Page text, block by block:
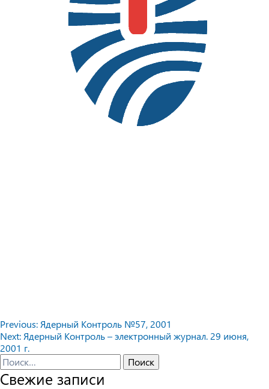
Навигация
по
записям
Previous: Ядерный Контроль №57, 2001
Next: Ядерный Контроль – электронный журнал. 29 июня,
2001 г.
Найти:
Свежие записи